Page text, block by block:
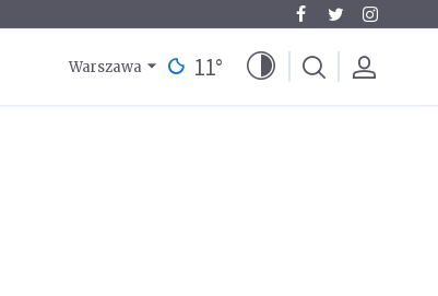
Warszawa 11°